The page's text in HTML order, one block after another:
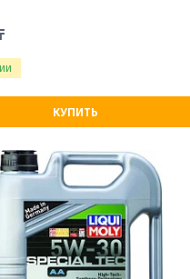
КУПИТЬ